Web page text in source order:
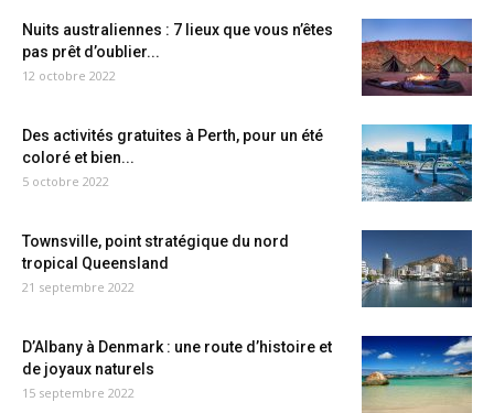
Nuits australiennes : 7 lieux que vous n’êtes
pas prêt d’oublier...
12 octobre 2022
Des activités gratuites à Perth, pour un été
coloré et bien...
5 octobre 2022
Townsville, point stratégique du nord
tropical Queensland
21 septembre 2022
D’Albany à Denmark : une route d’histoire et
de joyaux naturels
15 septembre 2022